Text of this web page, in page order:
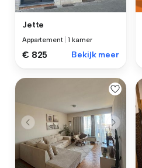
Jette
Appartement |1 kamer
€ 825 Bekijk meer